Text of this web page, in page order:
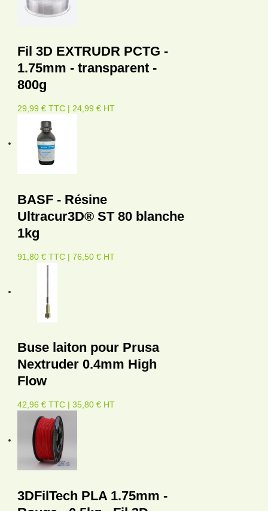
Fil 3D EXTRUDR PCTG -
1.75mm - transparent -
800g
29,99 € TTC | 24,99 € HT
BASF - Résine
Ultracur3D® ST 80 blanche
1kg
91,80 € TTC | 76,50 € HT
Buse laiton pour Prusa
Nextruder 0.4mm High
Flow
42,96 € TTC | 35,80 € HT
3DFilTech PLA 1.75mm -